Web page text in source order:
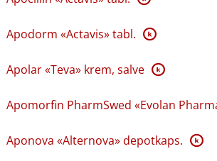
Apodorm «Actavis» tabl. K
Apolar «Teva» krem, salve K
Apomorfin PharmSwed «Evolan
Aponova «Alternova» depotkaps. K